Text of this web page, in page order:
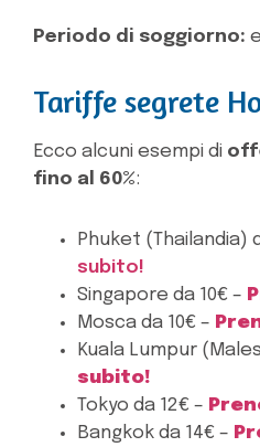
Periodo di soggiorno:
Tariffe segrete
Ecco alcuni esempi di
fino al 60%:
Phuket (Thailandia)
subito!
Singapore da 10€ –
Mosca da 10€ –
Kuala Lumpur
subito!
Tokyo da 12€ –
Bangkok da 14€ –